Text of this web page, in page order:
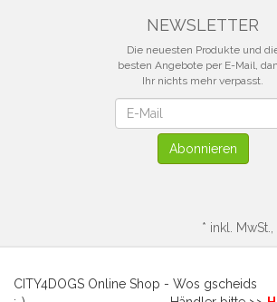
NEWSLETTER
Die neuesten Produkte und
besten Angebote per E-Mail,
Ihr nichts mehr verpasst.
Abonnieren
* inkl. MwSt.,
CITY4DOGS Online Shop - Wos gscheids